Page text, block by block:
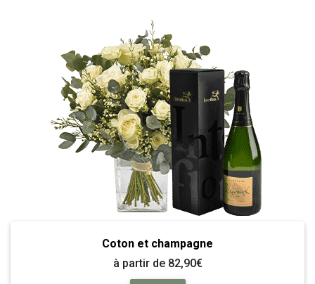
Coton et champagne
à partir de 82,90€